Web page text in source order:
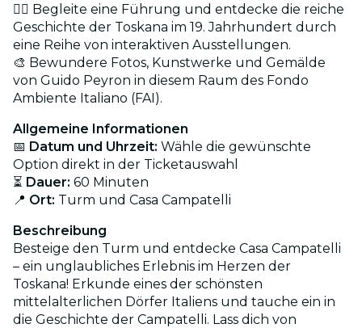
🚶‍♀️ Begleite eine Führung und entdecke die reiche
Geschichte der Toskana im 19. Jahrhundert durch
eine Reihe von interaktiven Ausstellungen.
🎨 Bewundere Fotos, Kunstwerke und Gemälde
von Guido Peyron in diesem Raum des Fondo
Ambiente Italiano (FAI).
Allgemeine Informationen
📅 Datum und Uhrzeit: Wähle die gewünschte
Option direkt in der Ticketauswahl
⏳ Dauer: 60 Minuten
📍 Ort: Turm und Casa Campatelli
Beschreibung
Besteige den Turm und entdecke Casa Campatelli
– ein unglaubliches Erlebnis im Herzen der
Toskana! Erkunde eines der schönsten
mittelalterlichen Dörfer Italiens und tauche ein in
die Geschichte der Campatelli. Lass dich von